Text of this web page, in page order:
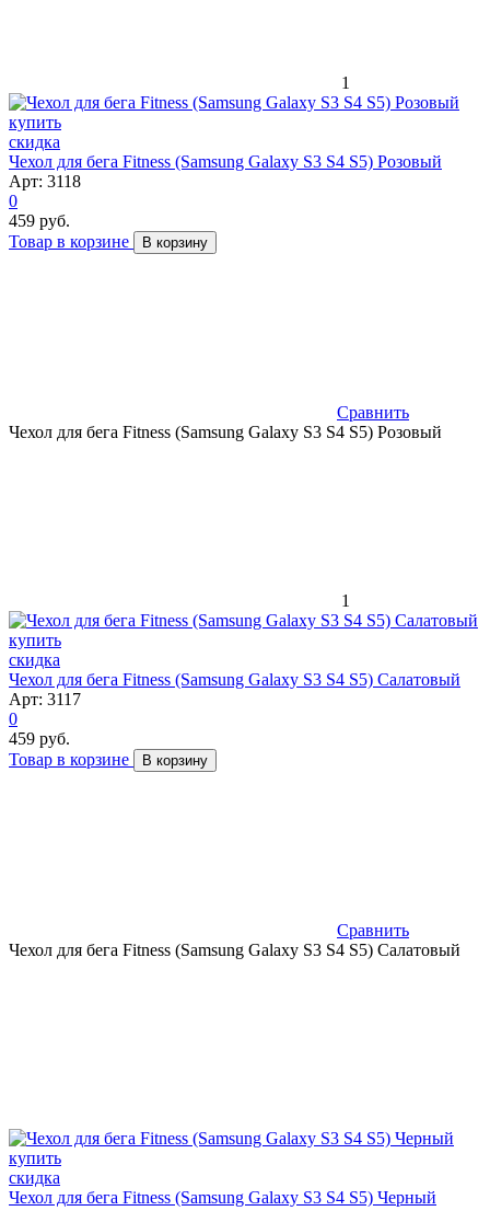
1
скидка
Чехол для бега Fitness (Samsung Galaxy S3 S4 S5) Розовый
Арт: 3118
0
459 руб.
Товар в корзине
В корзину
Сравнить
Чехол для бега Fitness (Samsung Galaxy S3 S4 S5) Розовый
1
скидка
Чехол для бега Fitness (Samsung Galaxy S3 S4 S5) Салатовый
Арт: 3117
0
459 руб.
Товар в корзине
В корзину
Сравнить
Чехол для бега Fitness (Samsung Galaxy S3 S4 S5) Салатовый
скидка
Чехол для бега Fitness (Samsung Galaxy S3 S4 S5) Черный